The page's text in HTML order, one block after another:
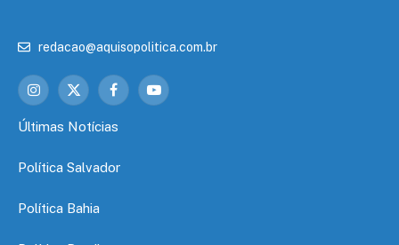
redacao@aquisopolitica.com.br
Instagram
X
FacebookYouTube
Últimas Notícias
Política Salvador
Política Bahia